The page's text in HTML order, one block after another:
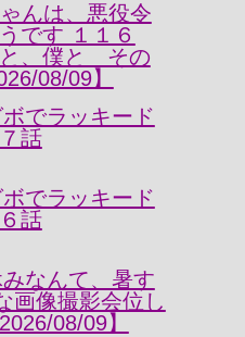
んは、悪役令
です １１６
、僕と その
08/09】
ボでラッキード
話
ボでラッキード
話
みなんて、暑す
画像撮影会位し
08/09】